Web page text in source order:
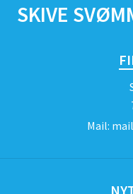
SKIVE
Mail: